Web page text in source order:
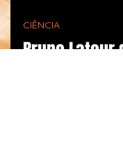
Bruno Latour
CIÊNCIA